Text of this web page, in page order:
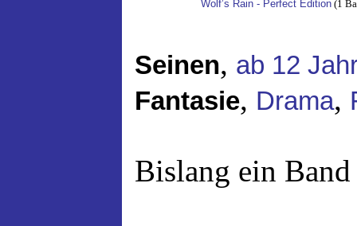
Wolf’s Rain - Perfect Edition (1
Seinen, ab 12
Fantasie, Drama,
Bislang ein